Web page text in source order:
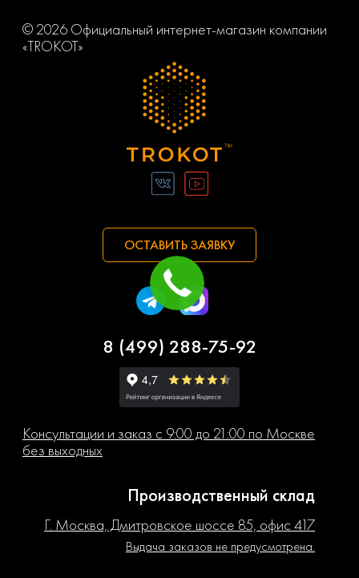
© 2026 Официальный интернет-магазин компании
«TROKOT»
ОСТАВИТЬ ЗАЯВКУ
8 (499) 288-75-92
Консультации и заказ с 9:00 до 21:00 по Москве
без выходных
Производственный склад
Г. Москва, Дмитровское шоссе 85, офис 417
Выдача заказов не предусмотрена.